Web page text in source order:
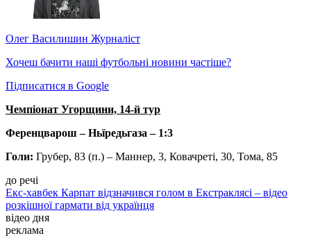
Олег Василишин Журналіст
Хочеш бачити наші футбольні новини частіше?
Підписатися в Google
Чемпіонат Угорщини, 14-й тур
Ференцварош – Ньїредьгаза – 1:3
Голи: Грубер, 83 (п.) – Маннер, 3, Ковачреті, 30, Тома, 85
до речі
Екс-хавбек Карпат відзначився голом в Екстраклясі – відео
розкішної гармати від українця
відео дня
реклама